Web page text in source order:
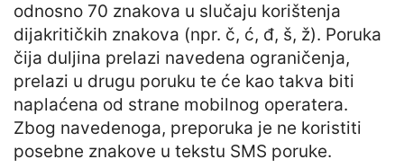
odnosno 70 znakova u slučaju korištenja
dijakritičkih znakova (npr. č, ć, đ, š, ž). Poruka
čija duljina prelazi navedena ograničenja,
prelazi u drugu poruku te će kao takva biti
naplaćena od strane mobilnog operatera.
Zbog navedenoga, preporuka je ne koristiti
posebne znakove u tekstu SMS poruke.